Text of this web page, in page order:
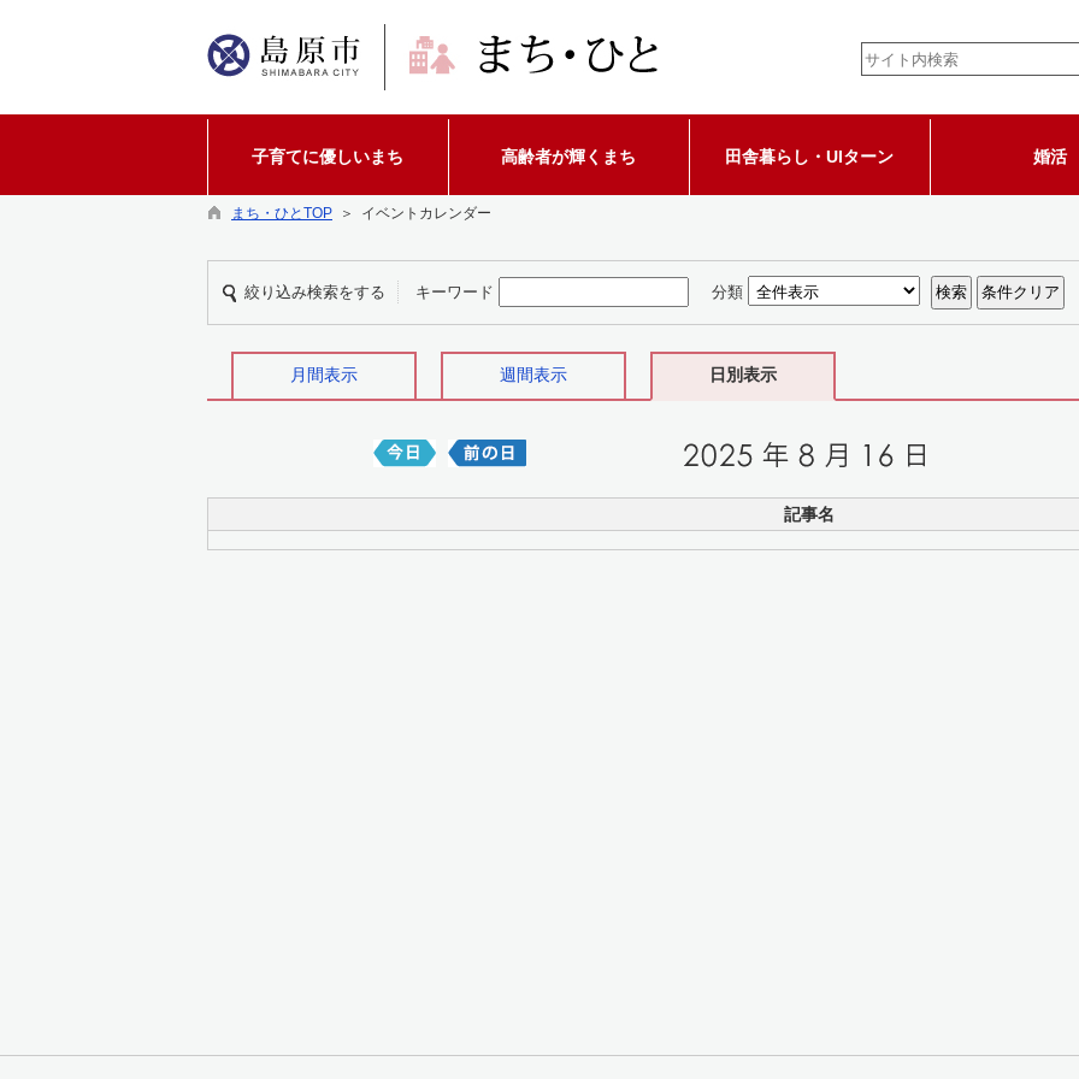
子育てに優しいまち 高齢者が輝くまち 田舎暮らし・UIターン 婚活
まち・ひとTOP ＞ イベントカレンダー
絞り込み検索をする キーワード 分類
月間表示 週間表示 日別表示
記事名